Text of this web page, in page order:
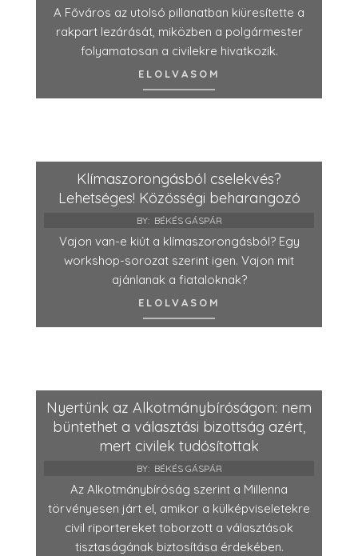
A Főváros az utolsó pillanatban kiüresítette a
rakpart lezárását, miközben a polgármester
folyamatosan a civilekre hivatkozik.
ELOLVASOM
Klímaszorongásból cselekvés?
Lehetséges! Közösségi beharangozó
BY: BÉKÉS GÁSPÁR
Vajon van-e kiút a klímaszorongásból? Egy
workshop-sorozat szerint igen. Vajon mit
ajánlanak a fiataloknak?
ELOLVASOM
Nyertünk az Alkotmánybíróságon: nem
büntethet a választási bizottság azért,
mert civilek tudósítottak
BY: BÉKÉS GÁSPÁR
Az Alkotmánybíróság szerint a Millenna
törvényesen járt el, amikor a külképviseletekre
civil riportereket toborzott a választások
tisztaságának biztosítása érdekében.